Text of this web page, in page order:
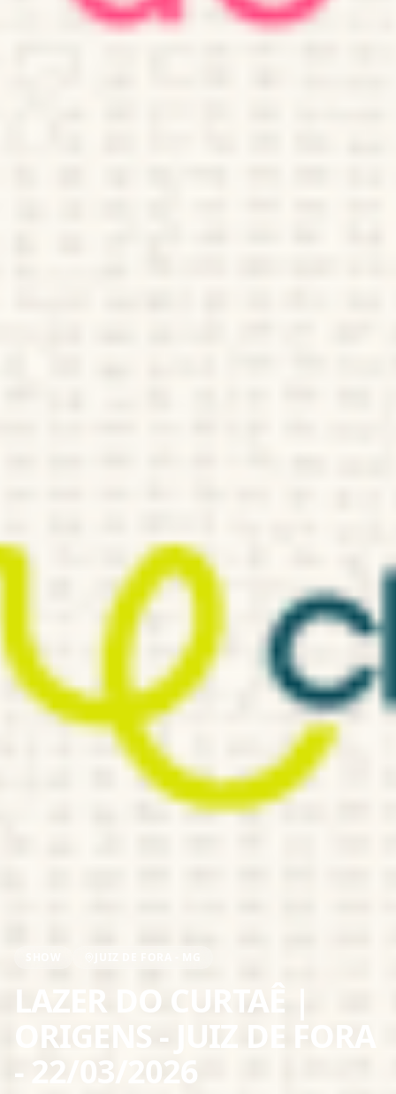
LAZER DO CURTAÊ |
ORIGENS -
JUIZ DE FORA
- 22/03/2026